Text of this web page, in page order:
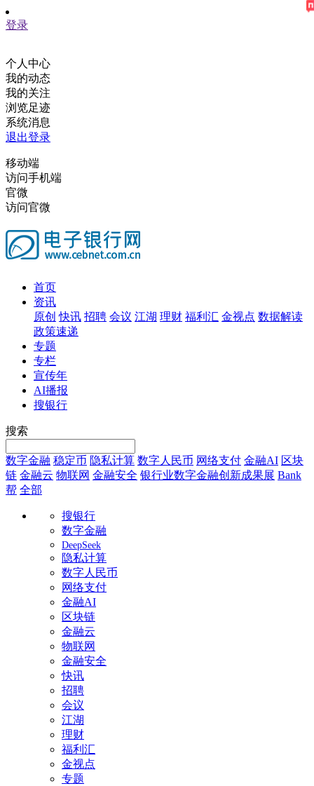
登录
个人中心
我的动态
我的关注
浏览足迹
系统消息
退出登录
移动端
访问手机端
官微
访问官微
首页
资讯
原创 快讯 招聘 会议 江湖 理财 福利汇 金视点 数据解读
政策速递
专题
专栏
宣传年
AI播报
搜银行
搜索
数字金融 稳定币 隐私计算 数字人民币 网络支付 金融AI 区块
链 金融云 物联网 金融安全 银行业数字金融创新成果展 Bank
帮 全部
搜银行
数字金融
DeepSeek
隐私计算
数字人民币
网络支付
金融AI
区块链
金融云
物联网
金融安全
快讯
招聘
会议
江湖
理财
福利汇
金视点
专题